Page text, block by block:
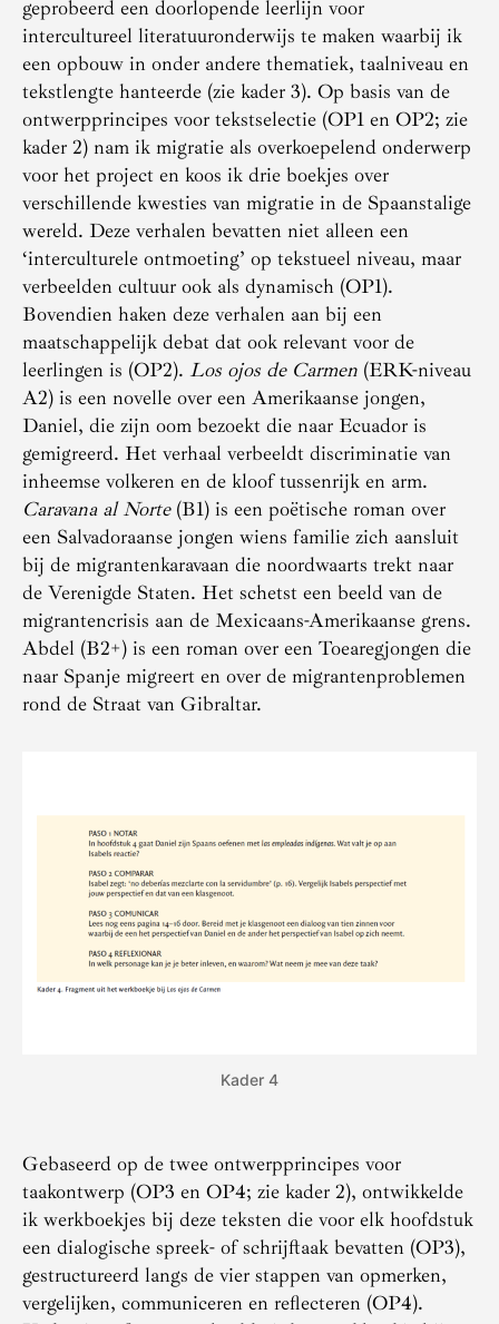
geprobeerd een doorlopende leerlijn voor
intercultureel literatuuronderwijs te maken waarbij ik
een opbouw in onder andere thematiek, taalniveau en
tekstlengte hanteerde (zie kader 3). Op basis van de
ontwerpprincipes voor tekstselectie (OP1 en OP2; zie
kader 2) nam ik migratie als overkoepelend onderwerp
voor het project en koos ik drie boekjes over
verschillende kwesties van migratie in de Spaanstalige
wereld. Deze verhalen bevatten niet alleen een
‘interculturele ontmoeting’ op tekstueel niveau, maar
verbeelden cultuur ook als dynamisch (OP1).
Bovendien haken deze verhalen aan bij een
maatschappelijk debat dat ook relevant voor de
leerlingen is (OP2). Los ojos de Carmen (ERK-niveau
A2) is een novelle over een Amerikaanse jongen,
Daniel, die zijn oom bezoekt die naar Ecuador is
gemigreerd. Het verhaal verbeeldt discriminatie van
inheemse volkeren en de kloof tussenrijk en arm.
Caravana al Norte(B1) is een poëtische roman over
een Salvadoraanse jongen wiens familie zich aansluit
bij de migrantenkaravaan die noordwaarts trekt naar
de Verenigde Staten. Het schetst een beeld van de
migrantencrisis aan de Mexicaans-Amerikaanse grens.
Abdel (B2+) is een roman over een Toearegjongen die
naar Spanje migreert en over de migrantenproblemen
rond de Straat van Gibraltar.
Kader 4
Gebaseerd op de twee ontwerpprincipes voor
taakontwerp (OP3 en OP4; zie kader 2), ontwikkelde
ik werkboekjes bij deze teksten die voor elk hoofdstuk
een dialogische spreek- of schrijftaak bevatten (OP3),
gestructureerd langs de vier stappen van opmerken,
vergelijken, communiceren en reflecteren (OP4).